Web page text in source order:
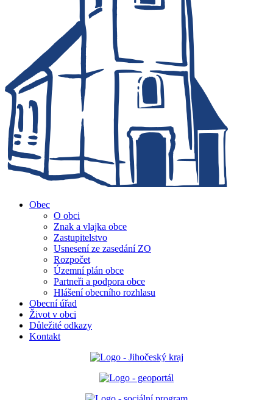
Obec
O obci
Znak a vlajka obce
Zastupitelstvo
Usnesení ze zasedání ZO
Rozpočet
Územní plán obce
Partneři a podpora obce
Hlášení obecního rozhlasu
Obecní úřad
Život v obci
Důležité odkazy
Kontakt